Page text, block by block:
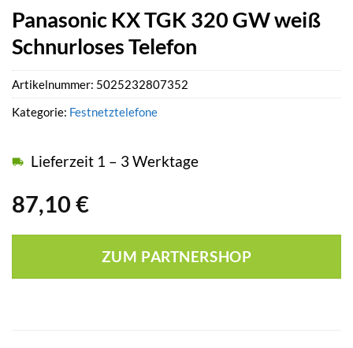
Panasonic KX TGK 320 GW weiß
Schnurloses Telefon
87,10 €
Lieferzeit 1 – 3 Werktage
ZUM PARTNERSHOP
Artikelnummer: 5025232807352
Kategorie: Festnetztelefone